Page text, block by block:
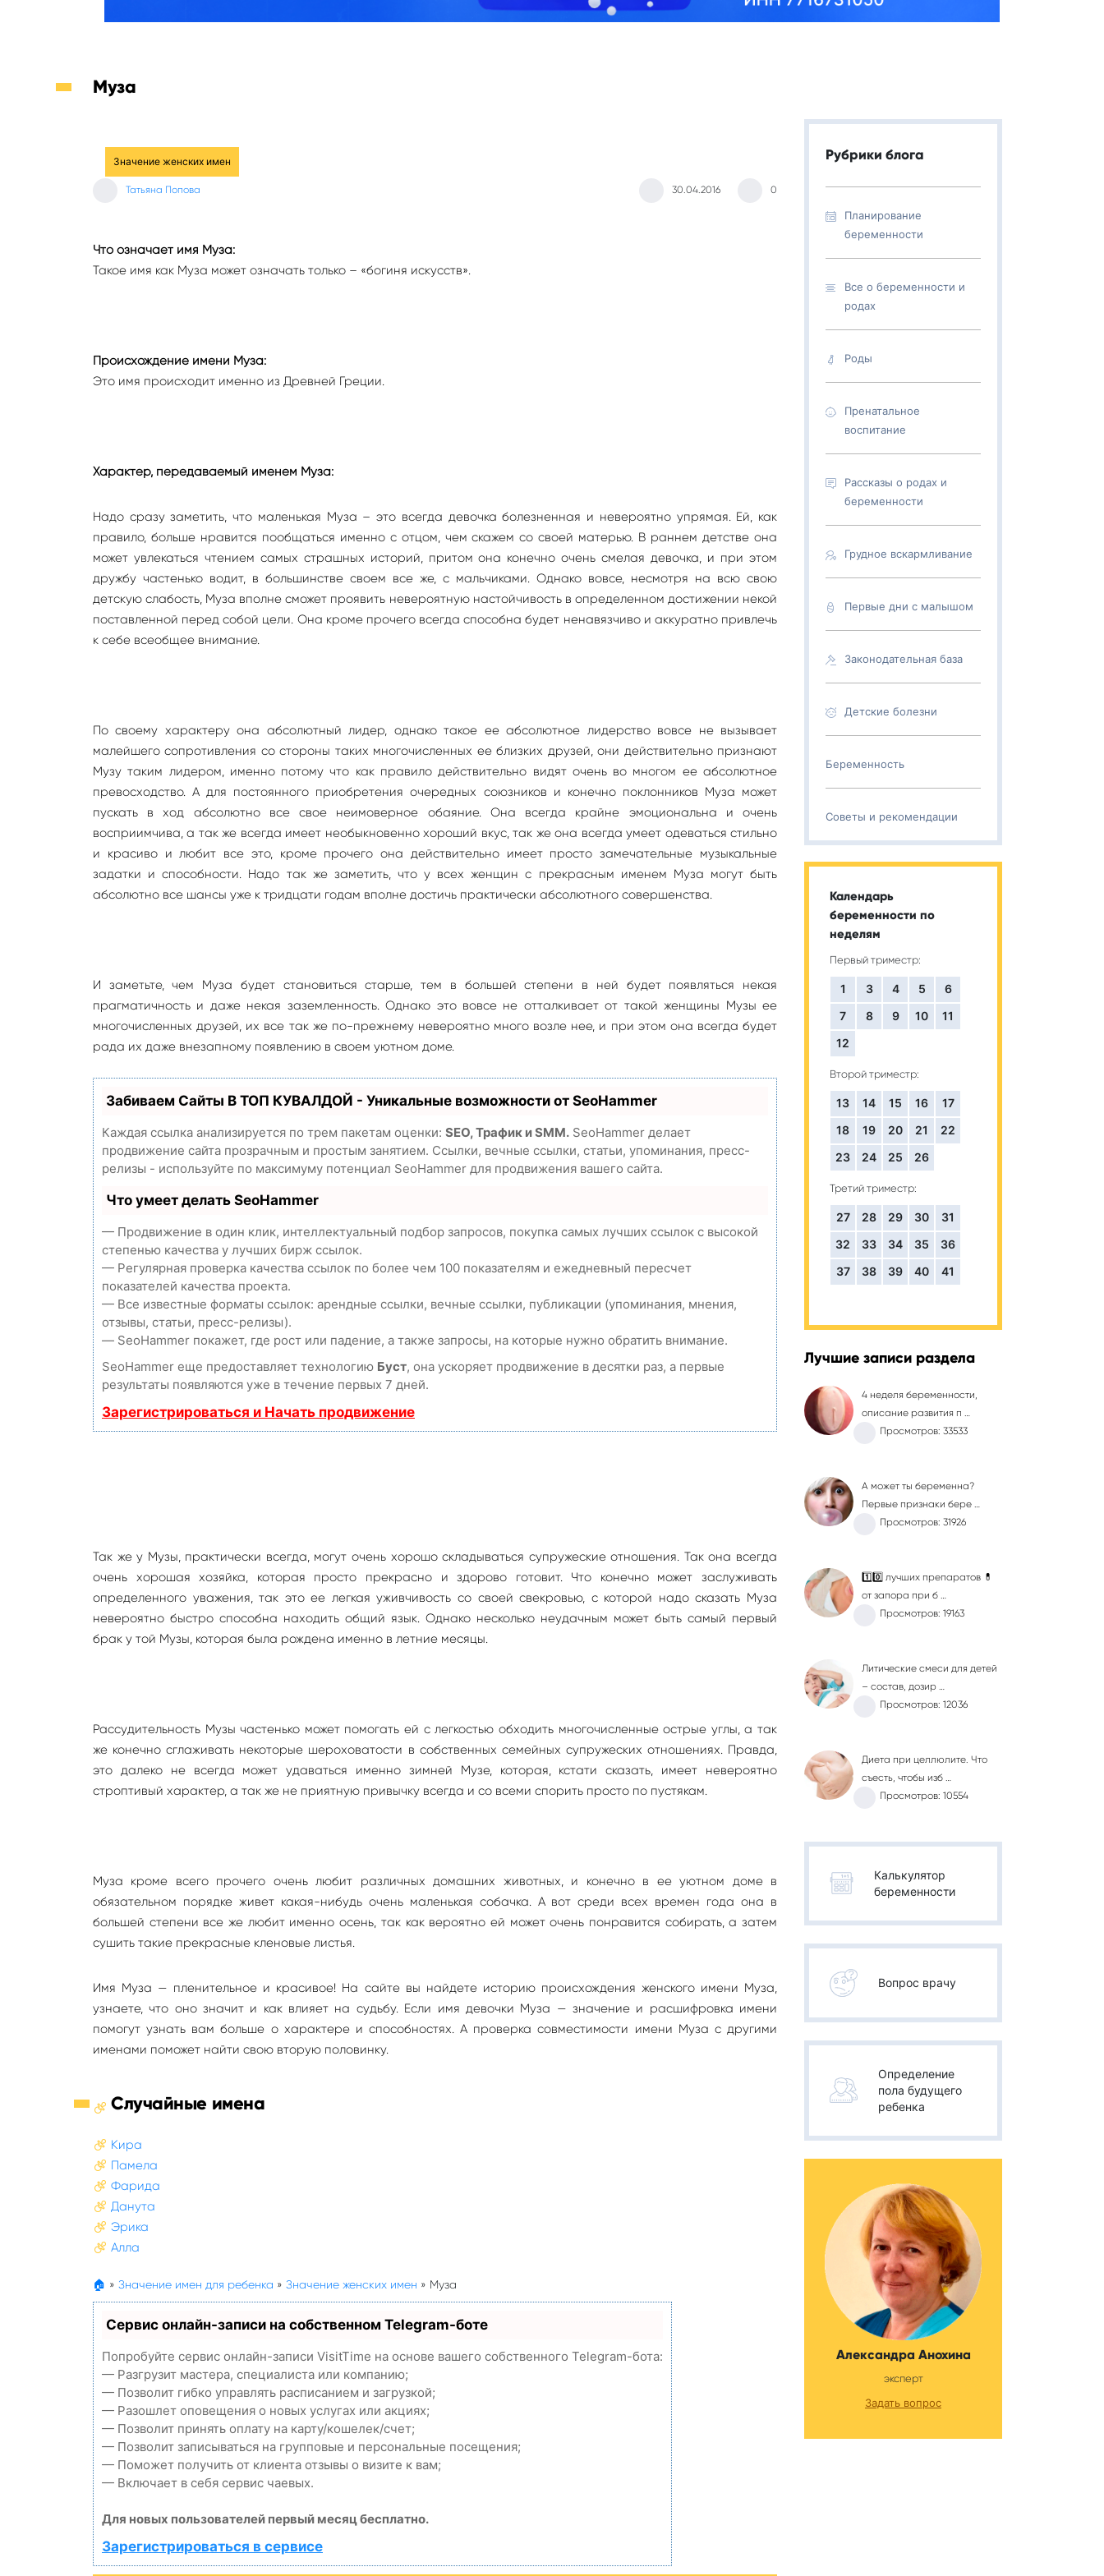
Муза
Значение женских имен
Татьяна Попова 30.04.2016 0
Что означает имя Муза:
Такое имя как Муза может означать только – «богиня искусств».
Происхождение имени Муза:
Это имя происходит именно из Древней Греции.
Характер, передаваемый именем Муза:
Надо сразу заметить, что маленькая Муза – это всегда девочка болезненная и невероятно упрямая. Ей, как
правило, больше нравится пообщаться именно с отцом, чем скажем со своей матерью. В раннем детстве она
может увлекаться чтением самых страшных историй, притом она конечно очень смелая девочка, и при этом
дружбу частенько водит, в большинстве своем все же, с мальчиками. Однако вовсе, несмотря на всю свою
детскую слабость, Муза вполне сможет проявить невероятную настойчивость в определенном достижении некой
поставленной перед собой цели. Она кроме прочего всегда способна будет ненавязчиво и аккуратно привлечь
к себе всеобщее внимание.
По своему характеру она абсолютный лидер, однако такое ее абсолютное лидерство вовсе не вызывает
малейшего сопротивления со стороны таких многочисленных ее близких друзей, они действительно признают
Музу таким лидером, именно потому что как правило действительно видят очень во многом ее абсолютное
превосходство. А для постоянного приобретения очередных союзников и конечно поклонников Муза может
пускать в ход абсолютно все свое неимоверное обаяние. Она всегда крайне эмоциональна и очень
восприимчива, а так же всегда имеет необыкновенно хороший вкус, так же она всегда умеет одеваться стильно
и красиво и любит все это, кроме прочего она действительно имеет просто замечательные музыкальные
задатки и способности. Надо так же заметить, что у всех женщин с прекрасным именем Муза могут быть
абсолютно все шансы уже к тридцати годам вполне достичь практически абсолютного совершенства.
И заметьте, чем Муза будет становиться старше, тем в большей степени в ней будет появляться некая
прагматичность и даже некая заземленность. Однако это вовсе не отталкивает от такой женщины Музы ее
многочисленных друзей, их все так же по-прежнему невероятно много возле нее, и при этом она всегда будет
рада их даже внезапному появлению в своем уютном доме.
Забиваем Сайты В ТОП КУВАЛДОЙ - Уникальные возможности от SeoHammer
Каждая ссылка анализируется по трем пакетам оценки: SEO, Трафик и SMM. SeoHammer делает
продвижение сайта прозрачным и простым занятием. Ссылки, вечные ссылки, статьи, упоминания, пресс-
релизы - используйте по максимуму потенциал SeoHammer для продвижения вашего сайта.
Что умеет делать SeoHammer
— Продвижение в один клик, интеллектуальный подбор запросов, покупка самых лучших ссылок с высокой
степенью качества у лучших бирж ссылок.
— Регулярная проверка качества ссылок по более чем 100 показателям и ежедневный пересчет
показателей качества проекта.
— Все известные форматы ссылок: арендные ссылки, вечные ссылки, публикации (упоминания, мнения,
отзывы, статьи, пресс-релизы).
— SeoHammer покажет, где рост или падение, а также запросы, на которые нужно обратить внимание.
SeoHammer еще предоставляет технологию Буст, она ускоряет продвижение в десятки раз, а первые
результаты появляются уже в течение первых 7 дней.
Зарегистрироваться и Начать продвижение
Так же у Музы, практически всегда, могут очень хорошо складываться супружеские отношения. Так она всегда
очень хорошая хозяйка, которая просто прекрасно и здорово готовит. Что конечно может заслуживать
определенного уважения, так это ее легкая уживчивость со своей свекровью, с которой надо сказать Муза
невероятно быстро способна находить общий язык. Однако несколько неудачным может быть самый первый
брак у той Музы, которая была рождена именно в летние месяцы.
Рассудительность Музы частенько может помогать ей с легкостью обходить многочисленные острые углы, а так
же конечно сглаживать некоторые шероховатости в собственных семейных супружеских отношениях. Правда,
это далеко не всегда может удаваться именно зимней Музе, которая, кстати сказать, имеет невероятно
строптивый характер, а так же не приятную привычку всегда и со всеми спорить просто по пустякам.
Муза кроме всего прочего очень любит различных домашних животных, и конечно в ее уютном доме в
обязательном порядке живет какая-нибудь очень маленькая собачка. А вот среди всех времен года она в
большей степени все же любит именно осень, так как вероятно ей может очень понравится собирать, а затем
сушить такие прекрасные кленовые листья.
Имя Муза — пленительное и красивое! На сайте вы найдете историю происхождения женского имени Муза,
узнаете, что оно значит и как влияет на судьбу. Если имя девочки Муза — значение и расшифровка имени
помогут узнать вам больше о характере и способностях. А проверка совместимости имени Муза с другими
именами поможет найти свою вторую половинку.
Случайные имена
Кира
Памела
Фарида
Данута
Эрика
Алла
🏠 » Значение имен для ребенка » Значение женских имен » Муза
Сервис онлайн-записи на собственном Telegram-боте
Попробуйте сервис онлайн-записи VisitTime на основе вашего собственного Telegram-бота:
— Разгрузит мастера, специалиста или компанию;
— Позволит гибко управлять расписанием и загрузкой;
— Разошлет оповещения о новых услугах или акциях;
— Позволит принять оплату на карту/кошелек/счет;
— Позволит записываться на групповые и персональные посещения;
— Поможет получить от клиента отзывы о визите к вам;
— Включает в себя сервис чаевых.
Для новых пользователей первый месяц бесплатно.
Зарегистрироваться в сервисе
Рубрики блога
Планирование
беременности
Все о беременности и
родах
Роды
Пренатальное
воспитание
Рассказы о родах и
беременности
Грудное вскармливание
Первые дни с малышом
Законодательная база
Детские болезни
Беременность
Советы и рекомендации
Календарь
беременности по
неделям
Первый триместр:
1 3 4 5
6
7
8 9 10
11
12
Второй триместр:
13 14 15 16
17
18
19 20 21
22
23
24 25 26
Третий триместр:
27 28 29 30
31
32
33 34 35
36
37
38 39 40 41
Лучшие записи раздела
4 неделя беременности,
описание развития п …
Просмотров: 33533
А может ты беременна?
Первые признаки бере …
Просмотров: 31926
1️⃣0️⃣ лучших препаратов 💊
от запора при б …
Просмотров: 19163
Литические смеси для детей
– состав, дозир …
Просмотров: 12036
Диета при целлюлите. Что
съесть, чтобы изб …
Просмотров: 10554
Калькулятор
беременности
Вопрос врачу
Определение
пола будущего
ребенка
Александра Анохина
эксперт
Задать вопрос